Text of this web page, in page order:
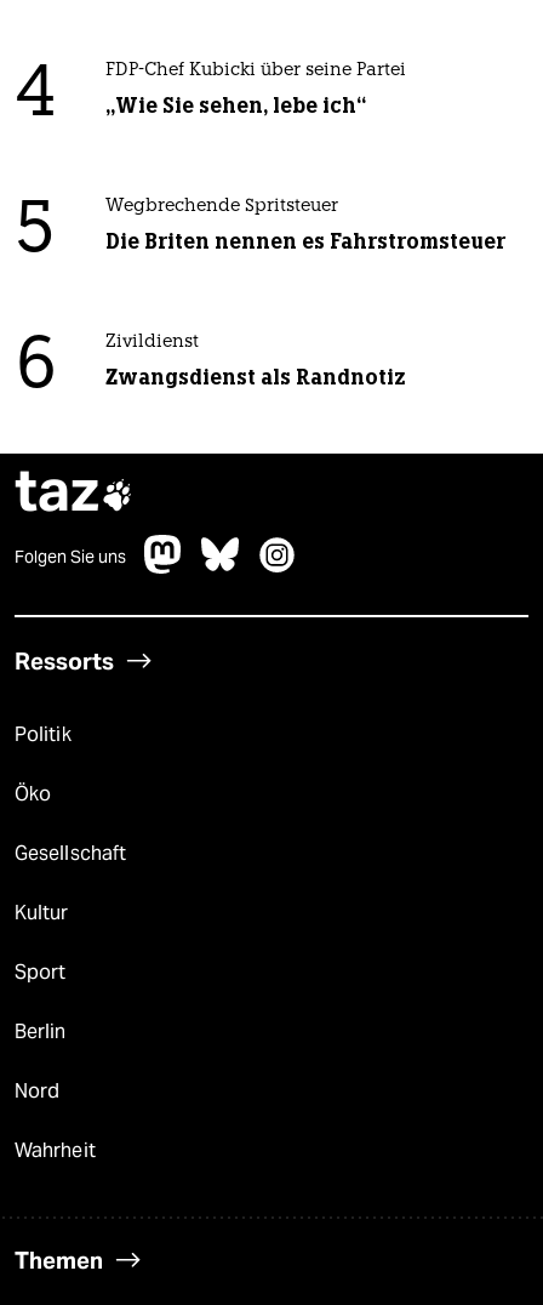
4 FDP-Chef Kubicki über seine Partei
„Wie Sie sehen, lebe ich“
5 Wegbrechende Spritsteuer
Die Briten nennen es Fahrstromsteuer
6 Zivildienst
Zwangsdienst als Randnotiz
taz
Folgen Sie uns
Ressorts
Politik
Öko
Gesellschaft
Kultur
Sport
Berlin
Nord
Wahrheit
Themen